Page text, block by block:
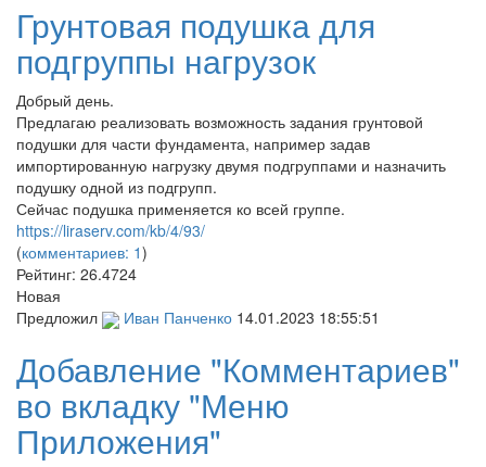
Грунтовая подушка для
подгруппы нагрузок
Добрый день.
Предлагаю реализовать возможность задания грунтовой
подушки для части фундамента, например задав
импортированную нагрузку двумя подгруппами и назначить
подушку одной из подгрупп.
Сейчас подушка применяется ко всей группе.
https://liraserv.com/kb/4/93/
(комментариев: 1)
Рейтинг: 26.4724
Новая
Предложил
Иван Панченко 14.01.2023 18:55:51
Добавление "Комментариев"
во вкладку "Меню
Приложения"